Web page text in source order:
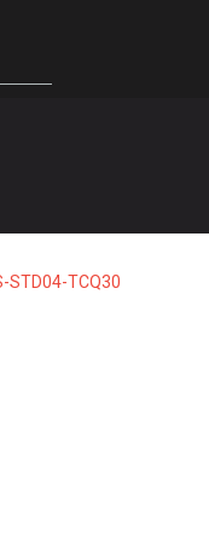
STD04-TCQ30